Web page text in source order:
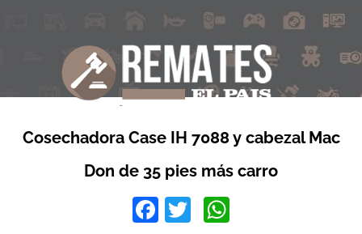
Cosechadora Case IH 7088 y cabezal Mac
Don de 35 pies más carro
Facebook
Twitter